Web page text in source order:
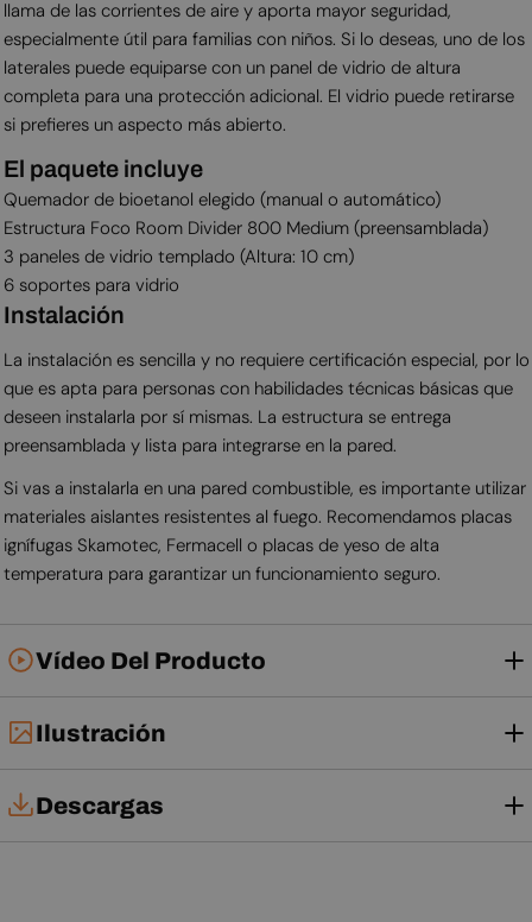
llama de las corrientes de aire y aporta mayor seguridad,
especialmente útil para familias con niños. Si lo deseas, uno de los
laterales puede equiparse con un panel de vidrio de altura
completa para una protección adicional. El vidrio puede retirarse
si prefieres un aspecto más abierto.
El paquete incluye
Quemador de bioetanol elegido (manual o automático)
Estructura Foco Room Divider 800 Medium (preensamblada)
3 paneles de vidrio templado (Altura: 10 cm)
6 soportes para vidrio
Instalación
La instalación es sencilla y no requiere certificación especial, por lo
que es apta para personas con habilidades técnicas básicas que
deseen instalarla por sí mismas. La estructura se entrega
preensamblada y lista para integrarse en la pared.
Si vas a instalarla en una pared combustible, es importante utilizar
materiales aislantes resistentes al fuego. Recomendamos placas
ignífugas Skamotec, Fermacell o placas de yeso de alta
temperatura para garantizar un funcionamiento seguro.
Vídeo Del Producto
Ilustración
Descargas